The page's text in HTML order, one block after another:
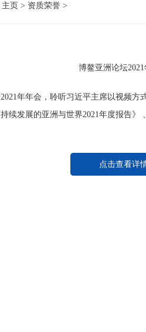
主页 > 资质荣誉>
博鳌亚洲论坛
年年会，聆听习近平主席以视频
续发展的亚洲与世界2021年度报告
点击查看详